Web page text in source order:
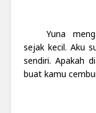
Yuna
sejak kecil. Aku
sendiri. Apakah
buat kamu